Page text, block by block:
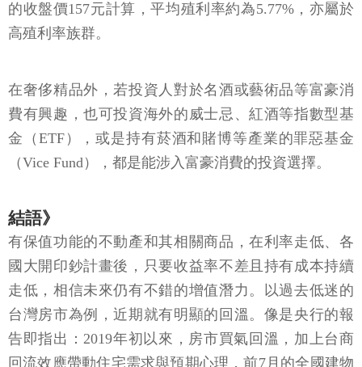
的收盤價157元計算，平均殖利率約為5.77%，亦屬於
高殖利率族群。
在奢侈精品外，若投資人對於名酒或藝術品等富豪消
費有興趣，也可投資海外的威士忌、紅酒等指數型基
金（ETF），或是持有菸酒和賭博等產業的罪惡基金
（Vice Fund），都是能涉入富豪消費的投資選擇。
結語》
有保值功能的不動產和其相關商品，在利率走低、各
國大開印鈔計畫後，只要收益率不差且持有成本持續
走低，相信未來仍有不錯的增值潛力。以過去低迷的
台灣房市為例，近期就有明顯的回溫。像是央行的報
告即指出：2019年初以來，房市買氣回溫，加上台商
回流效應帶動住宅需求與預期心理，前7月的全國建物